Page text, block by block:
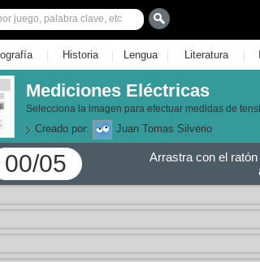
| Historia | Lengua | Literatura |
Mediciones Eléctricas
Selecciona la imagen para efectuar medidas de
Creado por: Juan Tomas Silverio
00/05
Arrastra con el